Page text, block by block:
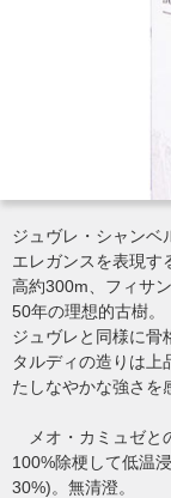
ジュヴレ・シャンベ
エレガンスを表現す
高約300m、フィサ
50年の理想的古樹。
ジュヴレと同様に骨
タルディの造りは上
たしなやかな強さを
メオ・カミュゼと
100%除梗して低温
30%)。無清澄。